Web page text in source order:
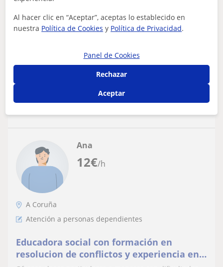
gratuita
Mi nombre es Yoel, ofrezco mis servicios como profesor
que me diferencia de un profesor...
12€/h
Ana
A Coruña
Atención a personas dependientes
Educadora social con formación en
resolucion de conflictos y experiencia en
Al hacer clic en “Aceptar”, aceptas lo establecido en
nuestra Política de Cookies y Política de Privacidad.
Panel de Cookies
Rechazar
Aceptar